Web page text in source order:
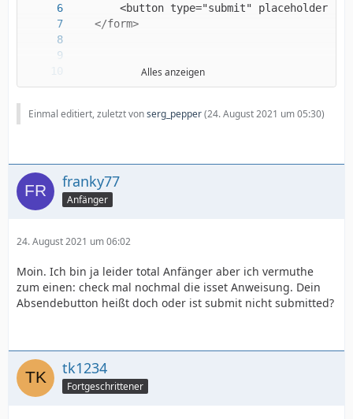
Alles anzeigen
Einmal editiert, zuletzt vonserg_pepper(24. August 2021 um 05:30)
franky77
Anfänger
24. August 2021 um 06:02
Moin. Ich bin ja leider total Anfänger aber ich vermuthe
zum einen: check mal nochmal die isset Anweisung. Dein
Absendebutton heißt doch oder ist submit nicht submitted?
tk1234
Fortgeschrittener